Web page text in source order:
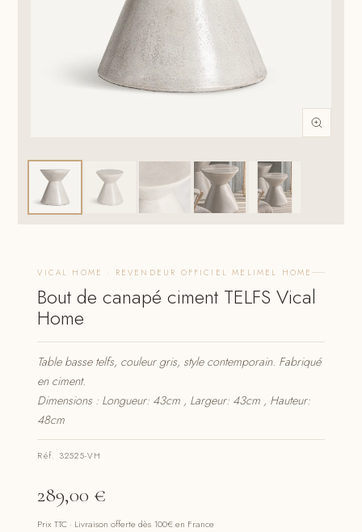
VICAL HOME · REVENDEUR OFFICIEL MELIMEL HOME
Bout de canapé ciment TELFS Vical
Home
Table basse telfs, couleur gris, style contemporain. Fabriqué
en ciment.
Dimensions : Longueur: 43cm , Largeur: 43cm , Hauteur:
48cm
Réf. 32525-VH
289,00 €
Prix TTC · Livraison offerte dès 100€ en France